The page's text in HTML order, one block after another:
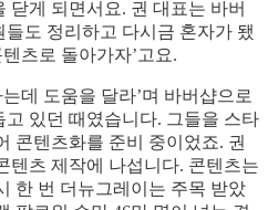
닫게 되면서요. 권 대표는 바버
도 정리하고 다시금 혼자가 됐
츠로 돌아가자’고요.
데 도움을 달라’며 바버샵으로
있던 때였습니다. 그들을 스타
콘텐츠화를 준비 중이었죠. 권
텐츠 제작에 나섭니다. 콘텐츠는
한 번 더뉴그레이는 주목 받았